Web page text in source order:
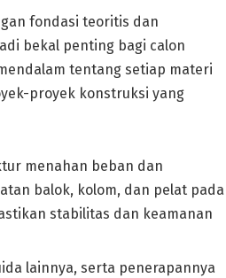
fondasi teoritis dan
bekal penting bagi calon
tentang setiap materi
proyek konstruksi yang
menahan beban dan
balok, kolom, dan pelat pada
stabilitas dan keamanan
lainnya, serta penerapannya